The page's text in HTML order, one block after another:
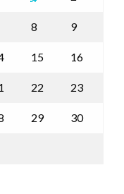
8 9
15 16
22 23
29 30